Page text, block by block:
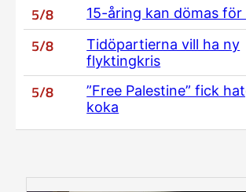
5/8 15-åring kan dömas för
5/8
Tidöpartierna vill ha ny
flyktingkris
5/8
”Free Palestine” fick
koka